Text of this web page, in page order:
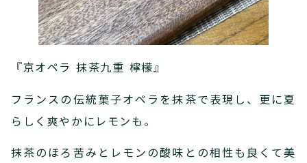
『京オペラ 抹茶九重 檸檬』
フランスの伝統菓子オペラを抹茶で表現し、更に夏
らしく爽やかにレモンも。
抹茶のほろ苦みとレモンの酸味との相性も良くて美